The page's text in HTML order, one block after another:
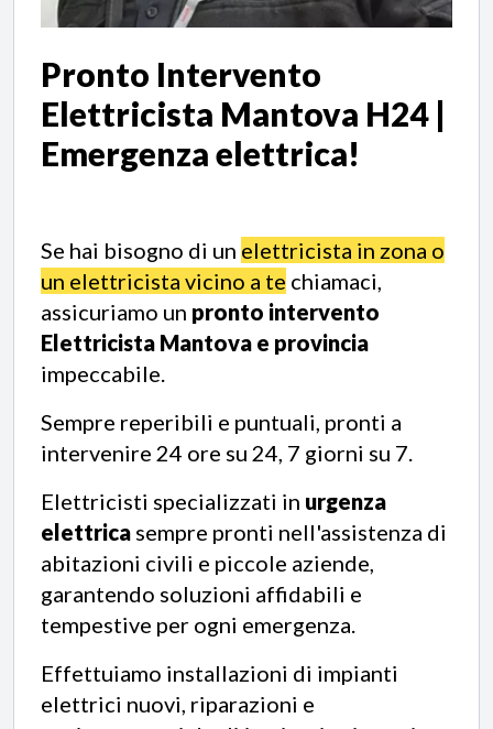
Pronto Intervento
Elettricista Mantova H24 |
Emergenza elettrica!
Se hai bisogno di un elettricista in zona o
un elettricista vicino a te chiamaci,
assicuriamo un pronto intervento
Elettricista Mantova e provincia
impeccabile.
Sempre reperibili e puntuali, pronti a
intervenire 24 ore su 24, 7 giorni su 7.
Elettricisti specializzati in urgenza
elettrica sempre pronti nell'assistenza di
abitazioni civili e piccole aziende,
garantendo soluzioni affidabili e
tempestive per ogni emergenza.
Effettuiamo installazioni di impianti
elettrici nuovi, riparazioni e